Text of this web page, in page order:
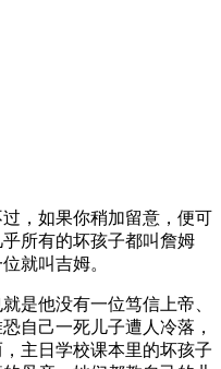
，如果你稍加留意，便可
所有的坏孩子都叫詹姆
就叫吉姆。
是他没有一位笃信上帝、
自己一死儿子遭人冷落，
主日学校课本里的坏孩子